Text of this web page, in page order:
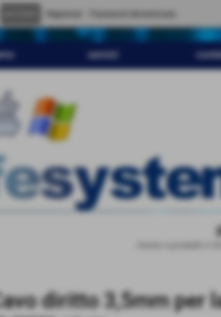
servizi
diritto 3,5mm per